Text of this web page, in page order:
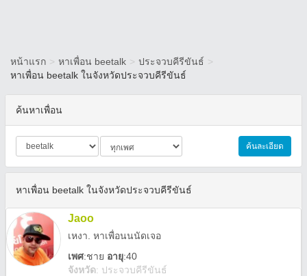
หน้าแรก > หาเพื่อน beetalk > ประจวบคีรีขันธ์ >
หาเพื่อน beetalk ในจังหวัดประจวบคีรีขันธ์
ค้นหาเพื่อน
ค้นละเอียด
หาเพื่อน beetalk ในจังหวัดประจวบคีรีขันธ์
Jaoo
เหงา. หาเพื่อนนนัดเจอ
เพศ:ชาย อายุ:40
จังหวัด: ประจวบคีรีขันธ์